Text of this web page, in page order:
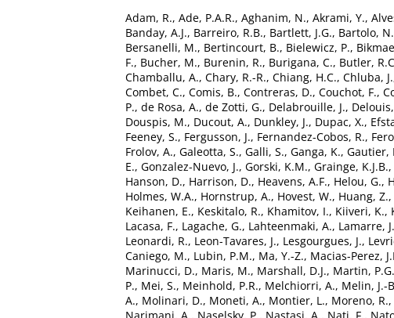
Adam, R., Ade, P.A.R., Aghanim, N., Akrami, Y.,
Banday, A.J., Barreiro, R.B., Bartlett, J.G., Bartolo, N.
Bersanelli, M., Bertincourt, B., Bielewicz, P.,
F., Bucher, M., Burenin, R., Burigana, C., Butler,
Chamballu, A., Chary, R.-R., Chiang, H.C., Chluba, J.
Combet, C., Comis, B., Contreras, D., Couchot, F.,
P., de Rosa, A., de Zotti, G., Delabrouille, J.,
Douspis, M., Ducout, A., Dunkley, J., Dupac, X.,
Feeney, S., Fergusson, J., Fernandez-Cobos, R.,
Frolov, A., Galeotta, S., Galli, S., Ganga, K., Gautier,
E., Gonzalez-Nuevo, J., Gorski, K.M., Grainge, K.J.B.,
Hanson, D., Harrison, D., Heavens, A.F., Helou, G.,
Holmes, W.A., Hornstrup, A., Hovest, W., Huang, Z.,
Keihanen, E., Keskitalo, R., Khamitov, I., Kiiveri, K.,
Lacasa, F., Lagache, G., Lahteenmaki, A., Lamarre,
Leonardi, R., Leon-Tavares, J., Lesgourgues, J.,
Caniego, M., Lubin, P.M., Ma, Y.-Z., Macias-Perez,
Marinucci, D., Maris, M., Marshall, D.J., Martin, P.G.
P., Mei, S., Meinhold, P.R., Melchiorri, A., Melin, J.-
A., Molinari, D., Moneti, A., Montier, L., Moreno, R.,